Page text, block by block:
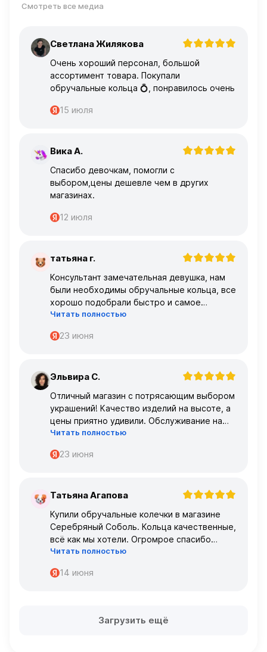
Смотреть все медиа
С Светлана Жилякова
Очень хороший персонал, большой
ассортимент товара. Покупали
обручальные кольца 💍, понравилось очень
15 июля
В Вика А.
Спасибо девочкам, помогли с
выбором,цены дешевле чем в других
магазинах.
12 июля
Т татьяна г.
Консультант замечательная девушка, нам
были необходимы обручальные кольца, все
хорошо подобрали быстро и самое
главное, что все подошло по размеру с
Читать полностью
23 июня
Э Эльвира С.
Отличный магазин с потрясающим выбором
украшений! Качество изделий на высоте, а
цены приятно удивили. Обслуживание на
высшем уровне – консультанты очень
Читать полностью
23 июня
Т Татьяна Агапова
Купили обручальные колечки в магазине
Серебряный Соболь. Кольца качественные,
всё как мы хотели. Огромрое спасибо
персоналу за работу с нами!
Читать полностью
14 июня
Загрузить ещё